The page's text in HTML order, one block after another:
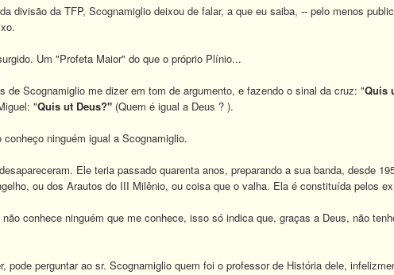
divisão da TFP, Scognamiglio deixou de falar, a que eu saiba, -- pelo menos
Um "Profeta Maior" do que o próprio Plínio...
de Scognamiglio me dizer em tom de argumento, e fazendo o sinal da cruz: "Quis
"Quis ut Deus?" (Quem é igual a Deus ? ).
ninguém igual a Scognamiglio.
Ele teria passado quarenta anos, preparando a sua banda, desde
ou dos Arautos do III Milênio, ou coisa que o valha. Ela é constituída pelos
conhece ninguém que me conhece, isso só indica que, graças a Deus, não
pode perguntar ao sr. Scognamiglio quem foi o professor de História dele,